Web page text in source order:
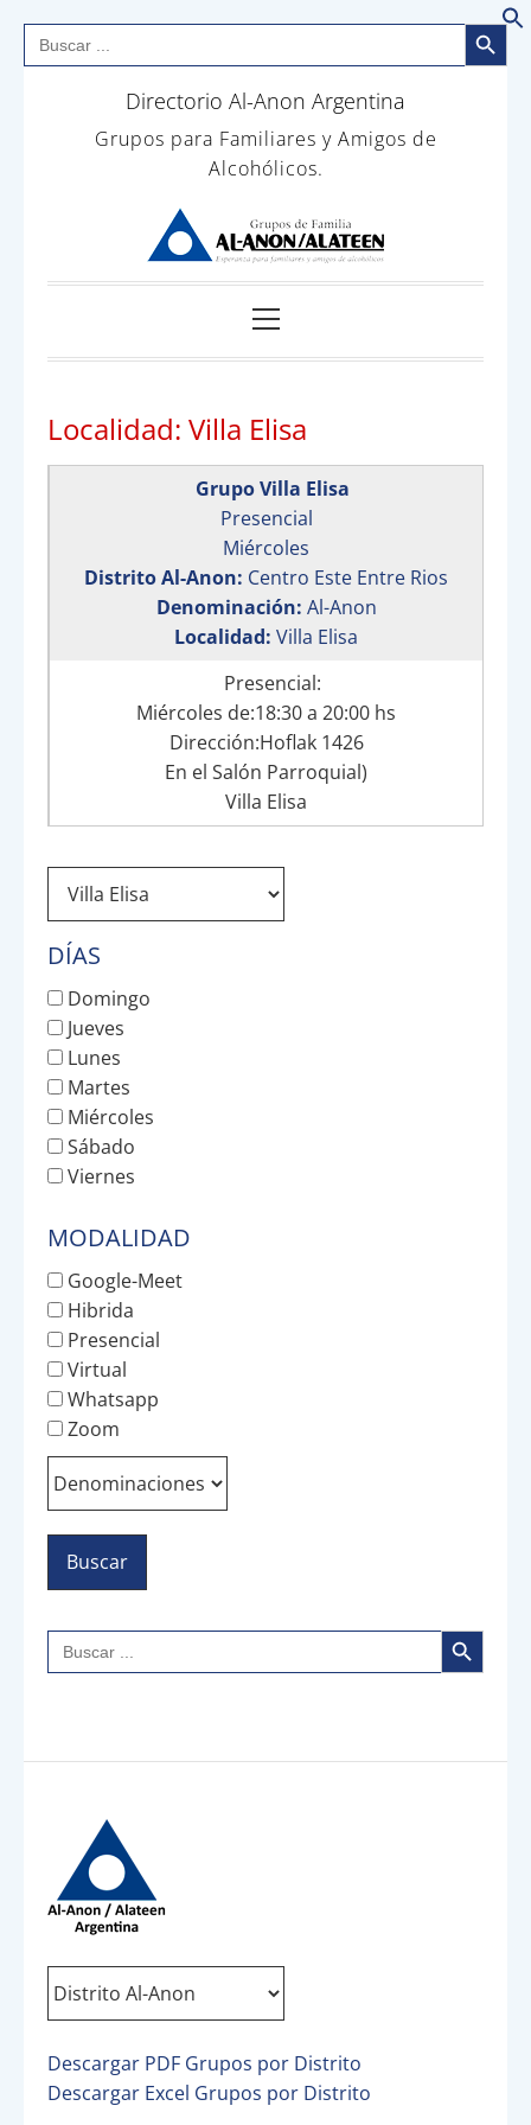
Buscar: Botón de
contenido
Directorio Al-Anon Argentina
Grupos para Familiares y Amigos de
Alcohólicos.
principal
Localidad: Villa Elisa
Grupo Villa Elisa
Presencial
Miércoles
Distrito Al-Anon: Centro Este Entre Rios
Denominación: Al-Anon
Localidad: Villa Elisa
Presencial:
Miércoles de:18:30 a 20:00 hs
Dirección:Hoflak 1426
En el Salón Parroquial)
Villa Elisa
DÍAS
Domingo
Jueves
Lunes
Martes
Miércoles
Sábado
Viernes
MODALIDAD
Google-Meet
Hibrida
Presencial
Virtual
Whatsapp
Zoom
Buscar: Botón de búsqueda
Descargar PDF Grupos por Distrito
Descargar Excel Grupos por Distrito